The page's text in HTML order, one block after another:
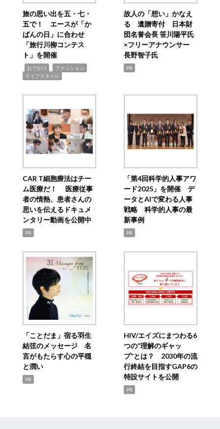
旅の思い出を五・七・
五で！ エースが「か
ばんの日」に合わせ
「旅行川柳コンテス
ト」を開催
おでかけ ファッション
ライフスタイル
故人の「想い」かなえ
る 遺贈寄付 日本財
団名誉会長 笹川陽平氏
×フリーアナウンサー
長野智子氏
PR
CAR T細胞療法はチー
ム医療だ！ 医療従事
者の情熱、患者さんの
思いを伝えるドキュメ
ンタリー動画を公開中
PR
「第4回科学的人事アワ
ード2025」を開催 デ
ータとAIで変わる人事
戦略 科学的人事の最
新事例
PR
「ことだま」宿る羽生
結弦のメッセージ 名
言がもたらす心の平穏
と潤い
PR
HIV/エイズにまつわる6
つの“理解のギャッ
プ”とは？ 2030年の流
行終結を目指すGAP6の
特設サイトを公開
PR